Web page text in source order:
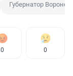
Губернатор
0 0